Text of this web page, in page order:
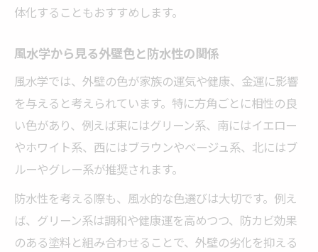
体化することもおすすめします。
風水学から見る外壁色と防水性の関係
風水学では、外壁の色が家族の運気や健康、金運に影響
を与えると考えられています。特に方角ごとに相性の良
い色があり、例えば東にはグリーン系、南にはイエロー
やホワイト系、西にはブラウンやベージュ系、北にはブ
ルーやグレー系が推奨されます。
防水性を考える際も、風水的な色選びは大切です。例え
ば、グリーン系は調和や健康運を高めつつ、防カビ効果
のある塗料と組み合わせることで、外壁の劣化を抑える